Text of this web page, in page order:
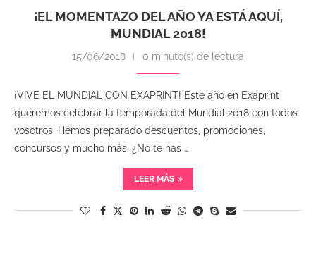
¡EL MOMENTAZO DEL AÑO YA ESTÁ AQUÍ,
MUNDIAL 2018!
15/06/2018 0 minuto(s) de lectura
¡VIVE EL MUNDIAL CON EXAPRINT! Este año en Exaprint
queremos celebrar la temporada del Mundial 2018 con todos
vosotros. Hemos preparado descuentos, promociones,
concursos y mucho más. ¿No te has …
LEER MÁS